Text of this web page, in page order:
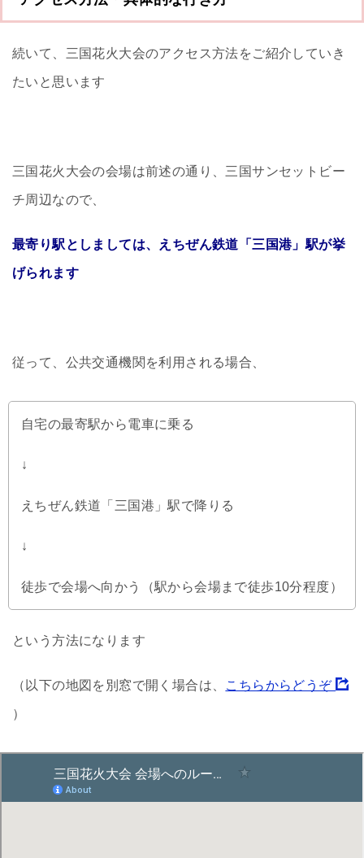
続いて、三国花火大会のアクセス方法をご紹介していき
たいと思います
三国花火大会の会場は前述の通り、三国サンセットビー
チ周辺なので、
最寄り駅としましては、えちぜん鉄道「三国港」駅が挙
げられます
従って、公共交通機関を利用される場合、
自宅の最寄駅から電車に乗る
↓
えちぜん鉄道「三国港」駅で降りる
↓
徒歩で会場へ向かう（駅から会場まで徒歩10分程度）
という方法になります
（以下の地図を別窓で開く場合は、 こちらからどうぞ
）